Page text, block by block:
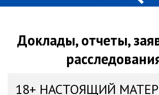
Доклады, отчеты,
18+ НАСТОЯЩИЙ